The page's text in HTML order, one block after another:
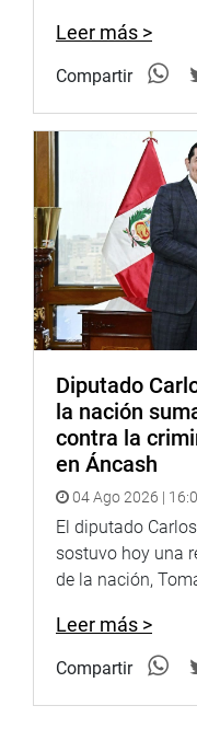
Leer más >
Compartir
Diputado
la nación
contra la
en Áncash
04 Ago 2026 |
El diputado
sostuvo hoy una
de la nación,
Leer más >
Compartir